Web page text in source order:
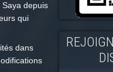
depuis
qui
dans